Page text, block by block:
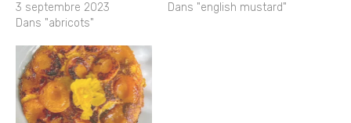
3 septembre 2023
Dans "abricots"
Dans "english mustard"